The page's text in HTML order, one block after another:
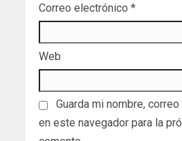
Correo electrónico *
Web
Guarda mi nombre,
en este navegador para la